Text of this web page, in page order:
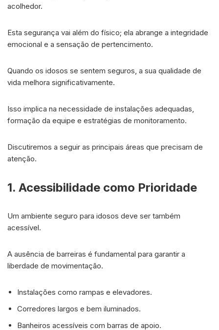
acolhedor.
Esta segurança vai além do físico; ela abrange a integridade
emocional e a sensação de pertencimento.
Quando os idosos se sentem seguros, a sua qualidade de
vida melhora significativamente.
Isso implica na necessidade de instalações adequadas,
formação da equipe e estratégias de monitoramento.
Discutiremos a seguir as principais áreas que precisam de
atenção.
1. Acessibilidade como Prioridade
Um ambiente seguro para idosos deve ser também
acessível.
A ausência de barreiras é fundamental para garantir a
liberdade de movimentação.
Instalações como rampas e elevadores.
Corredores largos e bem iluminados.
Banheiros acessíveis com barras de apoio.